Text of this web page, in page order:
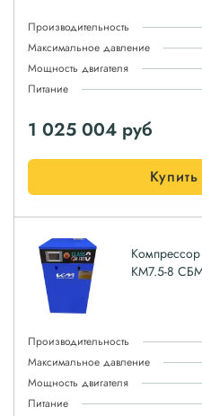
Производительность
Максимальное давление
Мощность двигателя
Питание
1 025 004 руб
Купить
КМ7.5-8
Производительность
Максимальное давление
Мощность двигателя
Питание